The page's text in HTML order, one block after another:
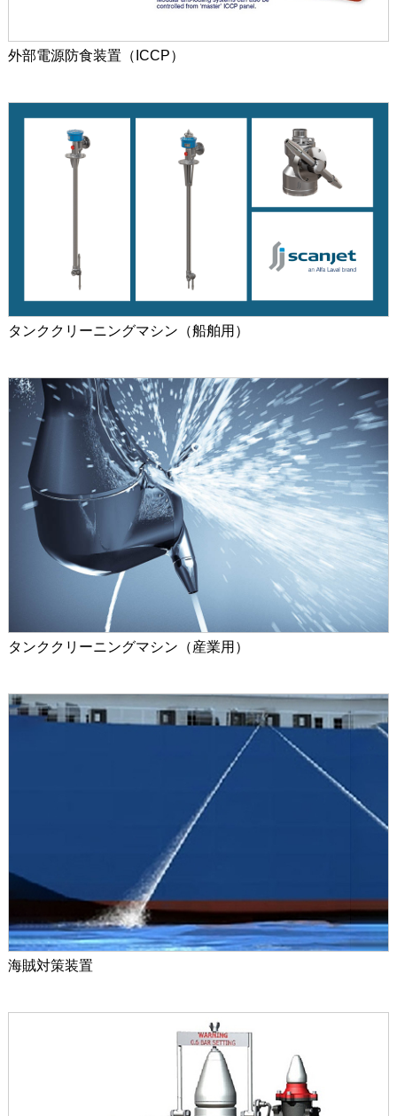
外部電源防食装置（ICCP）
タンククリーニングマシン（船舶用）
タンククリーニングマシン（産業用）
海賊対策装置